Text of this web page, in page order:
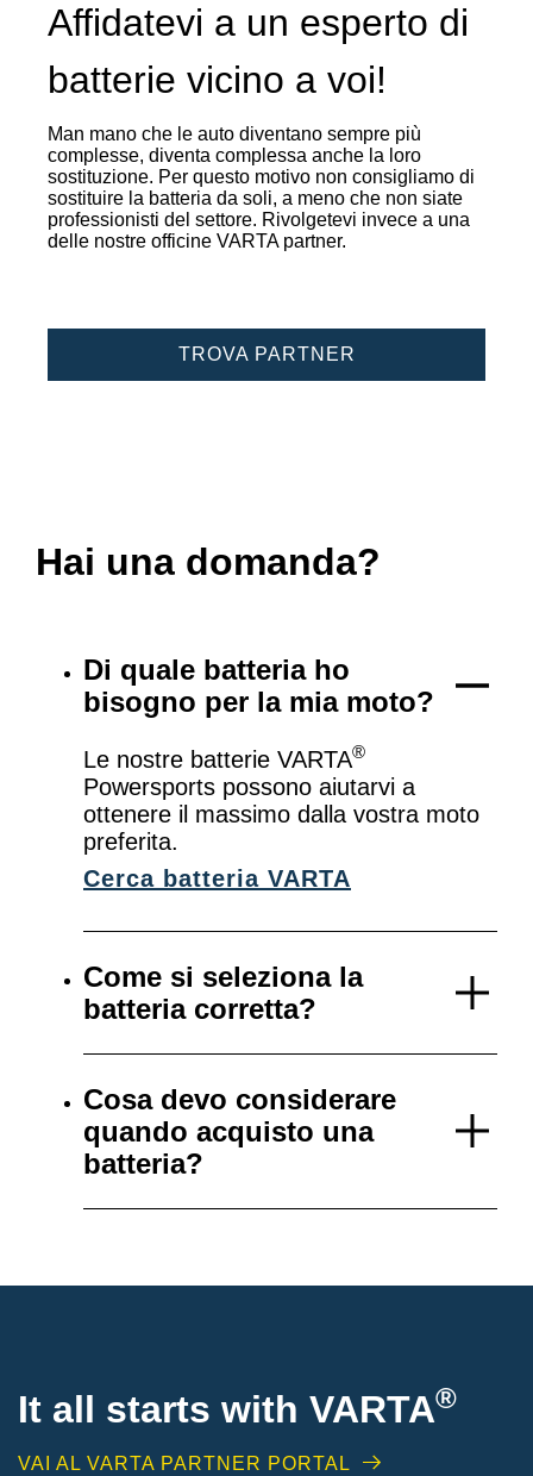
Affidatevi a un esperto di
batterie vicino a voi!
Man mano che le auto diventano sempre più
complesse, diventa complessa anche la loro
sostituzione. Per questo motivo non consigliamo di
sostituire la batteria da soli, a meno che non siate
professionisti del settore. Rivolgetevi invece a una
delle nostre officine VARTA partner.
TROVA PARTNER
Hai una domanda?
Di quale batteria ho
bisogno per la mia moto?
Le nostre batterie VARTA®
Powersports possono aiutarvi a
ottenere il massimo dalla vostra moto
preferita.
Cerca batteria VARTA
Come si seleziona la
batteria corretta?
Cosa devo considerare
quando acquisto una
batteria?
It all starts with VARTA®
VAI AL VARTA PARTNER PORTAL